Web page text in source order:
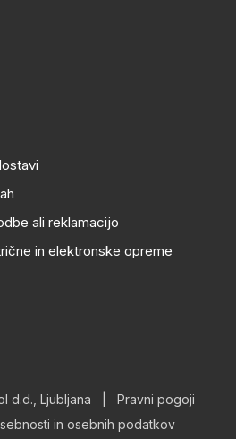
ali reklamacijo
in elektronske opreme
d.d., Ljubljana
Pravni pogoji
in osebnih podatkov